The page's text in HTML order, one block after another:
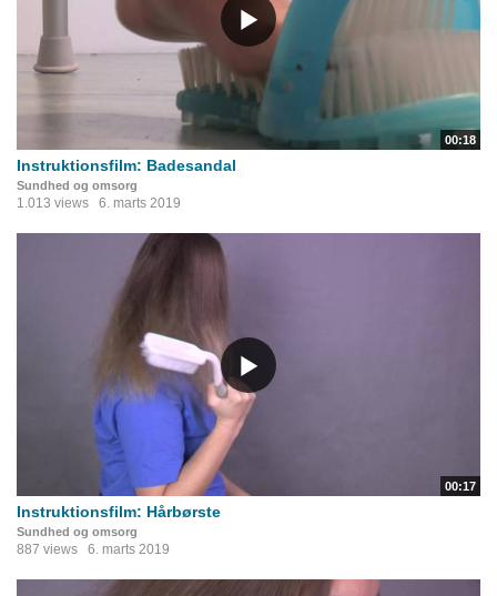
00:18
Instruktionsfilm: Badesandal
Sundhed og omsorg
1.013 views 6. marts 2019
00:17
Instruktionsfilm: Hårbørste
Sundhed og omsorg
887 views 6. marts 2019